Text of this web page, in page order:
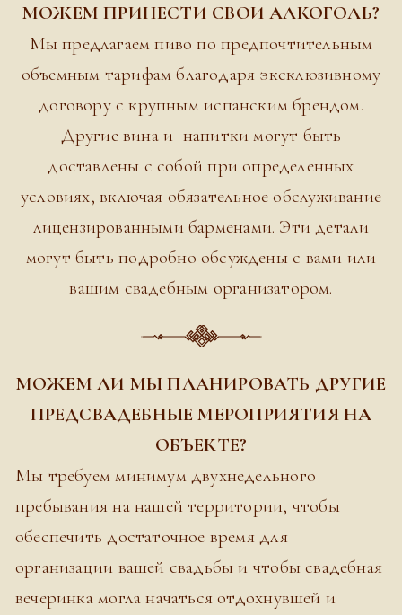
МОЖЕМ ПРИНЕСТИ СВОИ АЛКОГОЛЬ?
Мы предлагаем пиво по предпочтительным
объемным тарифам благодаря эксклюзивному
договору с крупным испанским брендом.
Другие вина и напитки могут быть
доставлены с собой при определенных
условиях, включая обязательное обслуживание
лицензированными барменами. Эти детали
могут быть подробно обсуждены с вами или
вашим свадебным организатором.
МОЖЕМ ЛИ МЫ ПЛАНИРОВАТЬ ДРУГИЕ
ПРЕДСВАДЕБНЫЕ МЕРОПРИЯТИЯ НА
ОБЪЕКТЕ?
Мы требуем минимум двухнедельного
пребывания на нашей территории, чтобы
обеспечить достаточное время для
организации вашей свадьбы и чтобы свадебная
вечеринка могла начаться отдохнувшей и